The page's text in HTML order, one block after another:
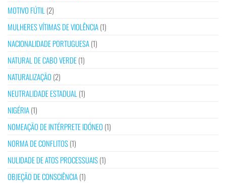
MOTIVO FÚTIL(2)
MULHERES VÍTIMAS DE VIOLÊNCIA(1)
NACIONALIDADE PORTUGUESA(1)
NATURAL DE CABO VERDE(1)
NATURALIZAÇÃO (2)
NEUTRALIDADE ESTADUAL(1)
NIGÉRIA(1)
NOMEAÇÃO DE INTÉRPRETE IDÓNEO (1)
NORMA DE CONFLITOS(1)
NULIDADE DE ATOS PROCESSUAIS(1)
OBJEÇÃO DE CONSCIÊNCIA(1)